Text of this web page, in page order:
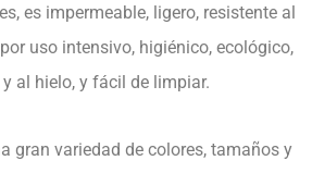
es impermeable, ligero, resistente al
uso intensivo, higiénico, ecológico,
al hielo, y fácil de limpiar.
gran variedad de colores, tamaños y